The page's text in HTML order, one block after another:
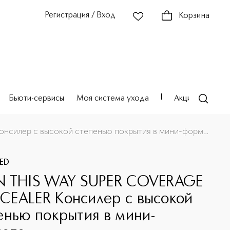
Регистрация / Вход Корзина
Бьюти-сервисы Моя система ухода Акции
BORN THIS WAY SUPER COVERAGE CONCEALER Консилер с высокой степенью покрытия в мини-формате
THIS WAY SUPER COVERAGE
Консилер с высокой
покрытия в мини-